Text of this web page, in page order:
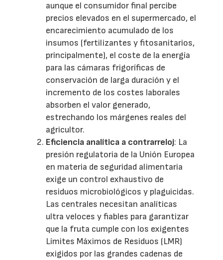
aunque el consumidor final percibe
precios elevados en el supermercado, el
encarecimiento acumulado de los
insumos (fertilizantes y fitosanitarios,
principalmente), el coste de la energía
para las cámaras frigoríficas de
conservación de larga duración y el
incremento de los costes laborales
absorben el valor generado,
estrechando los márgenes reales del
agricultor.
Eficiencia analítica a contrarreloj: La
presión regulatoria de la Unión Europea
en materia de seguridad alimentaria
exige un control exhaustivo de
residuos microbiológicos y plaguicidas.
Las centrales necesitan analíticas
ultra veloces y fiables para garantizar
que la fruta cumple con los exigentes
Límites Máximos de Residuos (LMR)
exigidos por las grandes cadenas de